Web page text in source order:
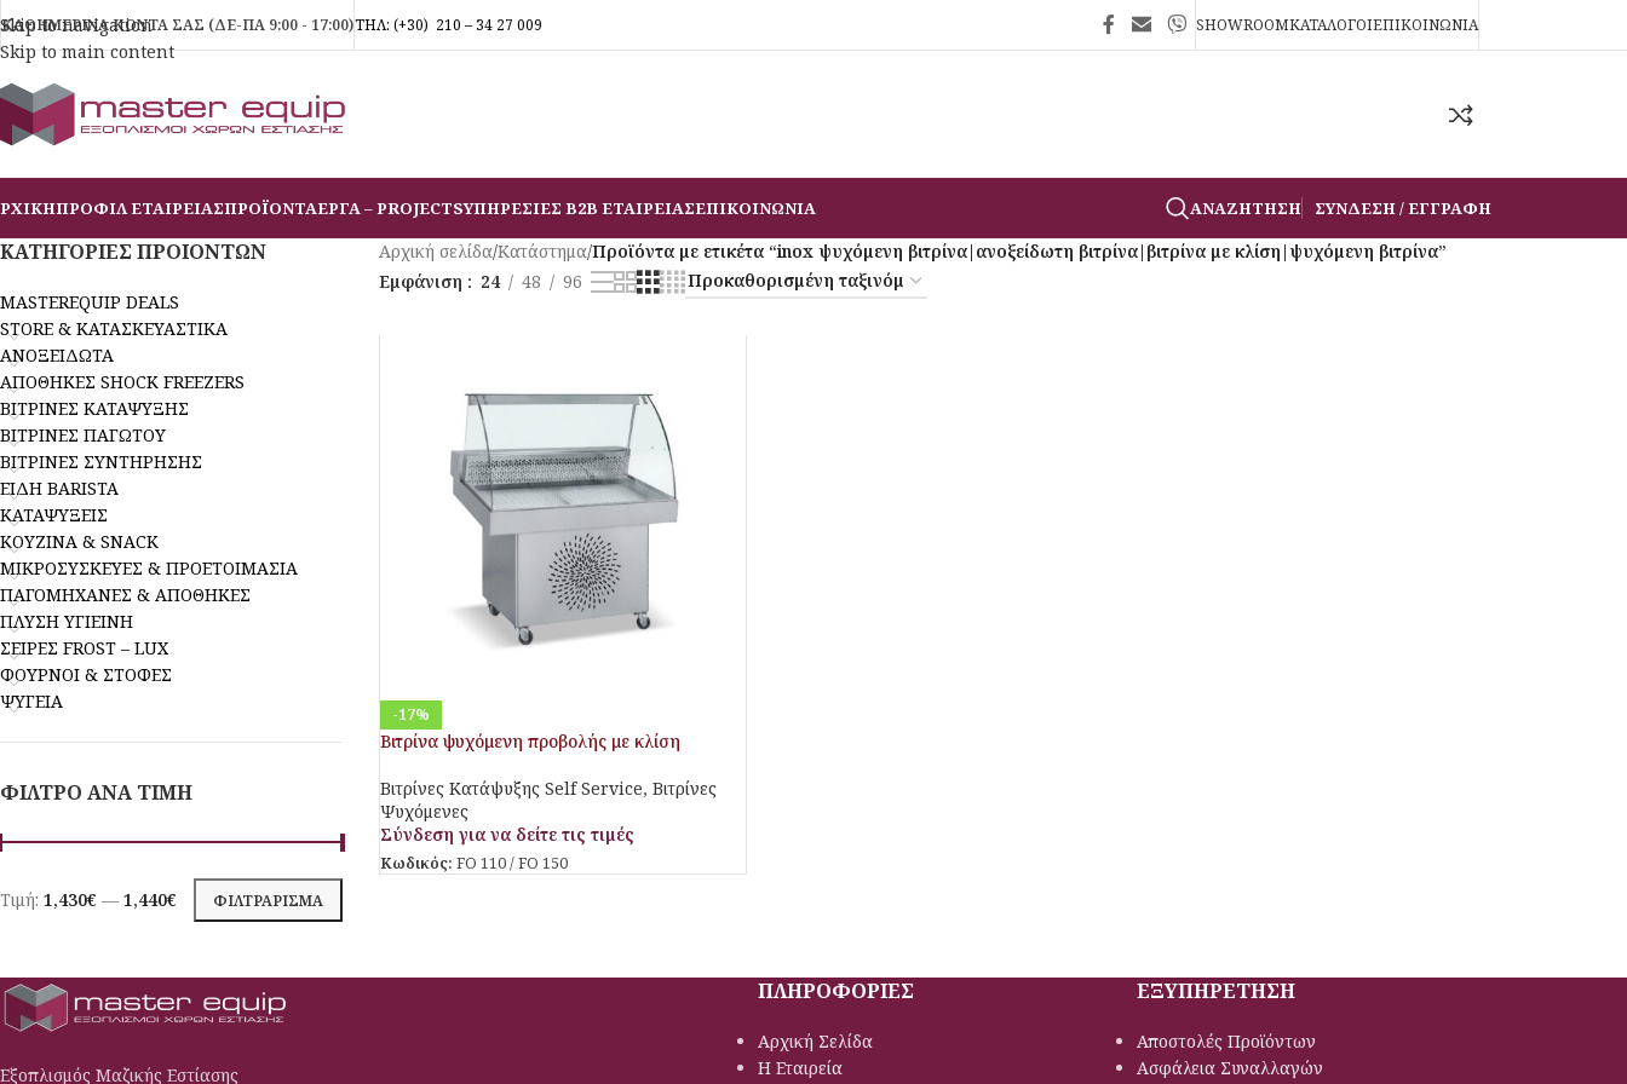
Skip to navigation
Skip to main content
ΚΑΘΗΜΕΡΙΝΑ ΚΟΝΤΑ ΣΑΣ (ΔΕ-ΠΑ 9:00 - 17:00)ΤΗΛ: (+30) 210 – 34 27 009 SHOWROOMΚΑΤΑΛΟΓΟΙΕΠΙΚΟΙΝΩΝΙΑ
ΠΡΟΦΙΛ ΕΤΑΙΡΕΙΑΣΠΡΟΪΟΝΤΑΕΡΓΑ – PROJECTSΥΠΗΡΕΣΙΕΣ B2B ΕΤΑΙΡΕΙΑΣΕΠΙΚΟΙΝΩΝΙΑ ΑΝΑΖΉΤΗΣΗ ΣΎΝΔΕΣΗ / ΕΓΓΡΑΦΉ
ΚΑΤΗΓΟΡΙΕΣ ΠΡΟΙΟΝΤΩΝ
MASTEREQUIP DEALS
STORE & ΚΑΤΑΣΚΕΥΑΣΤΙΚΑ
ΑΝΟΞΕΙΔΩΤΑ
ΑΠΟΘΗΚΕΣ SHOCK FREEZERS
ΒΙΤΡΙΝΕΣ ΚΑΤΑΨΥΞΗΣ
ΒΙΤΡΙΝΕΣ ΠΑΓΩΤΟΥ
ΒΙΤΡΙΝΕΣ ΣΥΝΤΗΡΗΣΗΣ
ΕΙΔΗ BARISTA
ΚΑΤΑΨΥΞΕΙΣ
ΚΟΥΖΙΝΑ & SNACK
ΜΙΚΡΟΣΥΣΚΕΥΕΣ & ΠΡΟΕΤΟΙΜΑΣΙΑ
ΠΑΓΟΜΗΧΑΝΕΣ & ΑΠΟΘΗΚΕΣ
ΠΛΥΣΗ ΥΓΙΕΙΝΗ
ΣΕΙΡΕΣ FROST – LUX
ΦΟΥΡΝΟΙ & ΣΤΟΦΕΣ
ΨΥΓΕΙΑ
ΦΙΛΤΡΟ ΑΝΑ ΤΙΜΗ
ΦΙΛΤΡΆΡΙΣΜΑ
Τιμή: 1,430€ — 1,440€
Αρχική σελίδα/Κατάστημα/Προϊόντα με ετικέτα “inox ψυχόμενη βιτρίνα|ανοξείδωτη βιτρίνα|βιτρίνα με κλίση|ψυχόμενη βιτρίνα”
Εμφάνιση
24 48 96
-17%
Βιτρίνα ψυχόμενη προβολής με κλίση
Βιτρίνες Κατάψυξης Self Service, Βιτρίνες
Ψυχόμενες
Σύνδεση για να δείτε τις τιμές
Κωδικός: FO 110 / FO 150
Εξοπλισμός Μαζικής Εστίασης
ΠΛΗΡΟΦΟΡΙΕΣ
Αρχική Σελίδα
Η Εταιρεία
ΕΞΥΠΗΡΕΤΗΣΗ
Αποστολές Προϊόντων
Ασφάλεια Συναλλαγών